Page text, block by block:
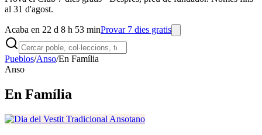
al 31 d'agost.
Acaba en 22 d 8 h 53 minProvar 7 dies gratis
Pueblos/Anso/En Família
Anso
En Família